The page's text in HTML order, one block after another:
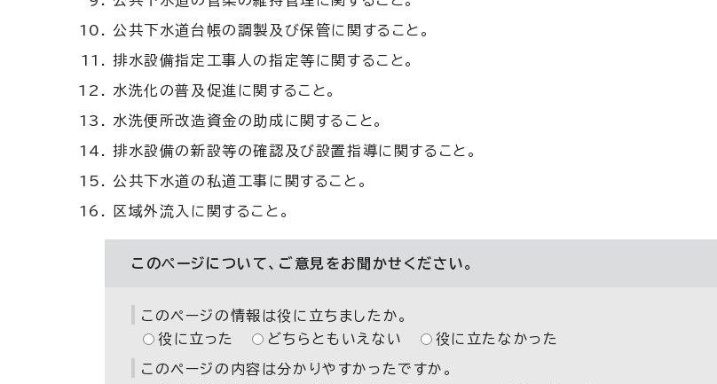
公共下水道台帳の調製及び保管に関すること。
排水設備指定工事人の指定等に関すること。
水洗化の普及促進に関すること。
水洗便所改造資金の助成に関すること。
排水設備の新設等の確認及び設置指導に関すること。
公共下水道の私道工事に関すること。
区域外流入に関すること。
このページについて、ご意見をお聞かせください。
このページの情報は役に立ちましたか。
役に立った
どちらともいえない 役に立たなかった
このページの内容は分かりやすかったですか。